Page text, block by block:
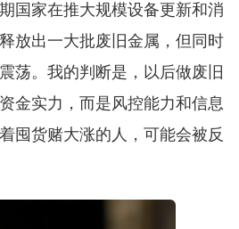
国家在推大规模设备更新和消
放出一大批废旧金属，但同时
荡。我的判断是，以后做废旧
金实力，而是风控能力和信息
囤货赌大涨的人，可能会被反